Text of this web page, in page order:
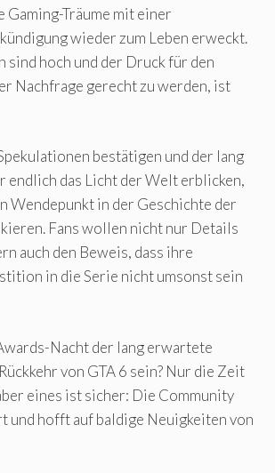
Gaming-Träume mit einer
wieder zum Leben erweckt.
sind hoch und der Druck für den
Nachfrage gerecht zu werden, ist
bestätigen und der lang
endlich das Licht der Welt erblicken,
Wendepunkt in der Geschichte der
Fans wollen nicht nur Details
auch den Beweis, dass ihre
in die Serie nicht umsonst sein
Nacht der lang erwartete
von GTA 6 sein? Nur die Zeit
eines ist sicher: Die Community
und hofft auf baldige Neuigkeiten von